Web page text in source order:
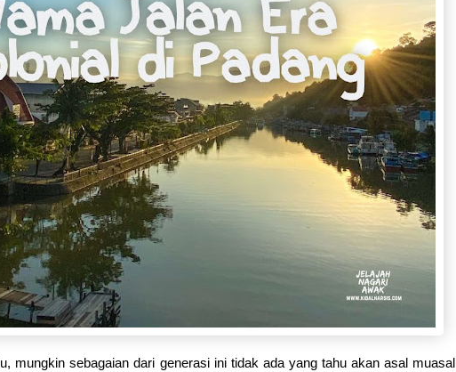
mungkin sebagaian dari generasi ini tidak ada yang tahu akan asal muasal